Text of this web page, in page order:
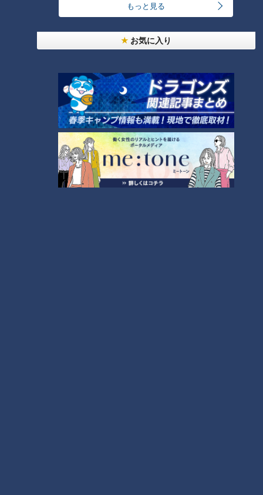
もっと見る
お気に入り
オープン参加 トヨタ紡織B 3時間22分49秒 (区間25分01
オープン参加 トヨタ自動車B 3時間26分27秒 (区間26分
オープン参加 中部連盟選抜 3時間29分43秒 (区間25分18
【第6区】結果速報（北陸実業団）
1位 ＹＫＫ 3時間24分58秒 (区間25分21秒)